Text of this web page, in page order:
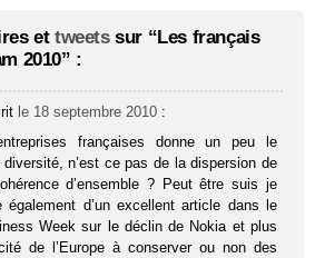
et tweetssur “Les français
2010” :
le 18 septembre 2010 :
françaises donne un peu le
n’est ce pas de la dispersion de
d’ensemble ? Peut être suis je
d’un excellent article dans le
Week sur le déclin de Nokia et plus
de l’Europe à conserver ou non des